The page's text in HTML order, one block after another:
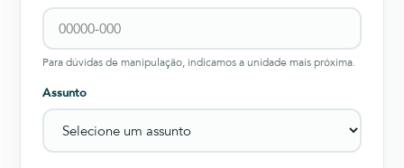
Para dúvidas de manipulação, indicamos a unidade mais próxima.
Assunto